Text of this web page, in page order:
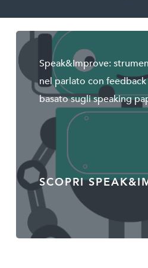
Speak&Improve:
nel parlato con
basato sugli speaking
SCOPRI